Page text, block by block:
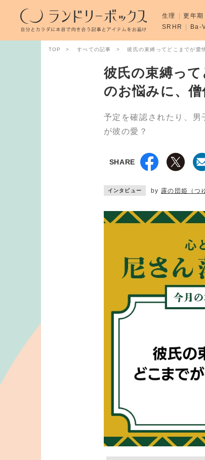
TOP すべての記事 彼氏の束縛ってどこまでが愛
彼氏の束縛っ
のお悩みに、
予定を確認されたり、
が彼の愛？
SHARE
インタビュー by 露の団姫（つ
生理 更年期
SRHR
Ba-